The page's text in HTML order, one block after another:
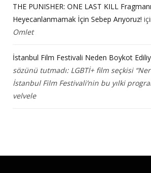
THE PUNISHER: ONE LAST KILL
Heyecanlanmamak İçin Sebep Arıyoruz!
Omlet
İstanbul Film Festivali Neden Boykot
sözünü tutmadı: LGBTİ+ film seçkisi
İstanbul Film Festivali’nin bu yılki
velvele